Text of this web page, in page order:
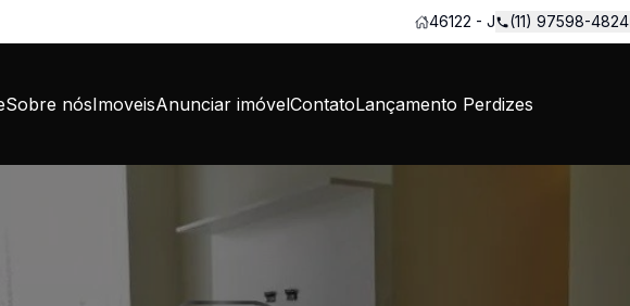
46122 - J (11) 97598-4824
Sobre nósImoveisAnunciar imóvelContatoLançamento Perdizes